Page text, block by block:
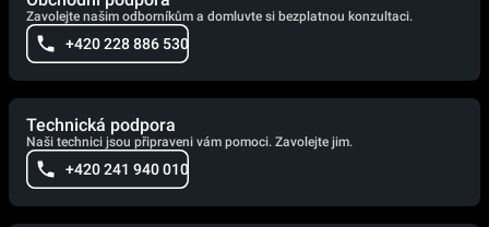
Zavolejte našim odborníkům a domluvte si bezplatnou konzultaci.
+420 228 886 530
Technická podpora
Naši technici jsou připraveni vám pomoci. Zavolejte jim.
+420 241 940 010